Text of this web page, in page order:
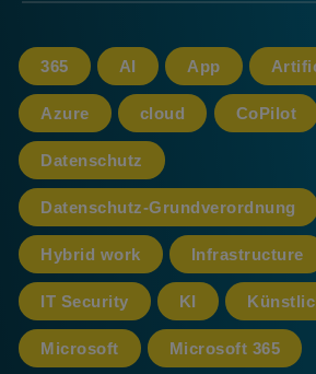
365 AI App
Azure cloud CoPilot
Datenschutz
Datenschutz-Grundverordnung
Hybrid work Infrastructure
IT Security KI
Microsoft Microsoft 365